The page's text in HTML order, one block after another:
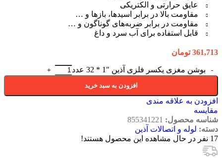
عایق حرارتی و الکتریکی
مقاومت بالا در برابر اسیدها، بازها و …
مقاومت در برابر ضربه‌های گوناگون و …
قابل استفاده برای آب سرد و داغ
361,713 تومان
بوشن مغزی یکسر فلزی آذین "1 * 32 عدد
افزودن به سبد خرید
افزودن به علاقه مندی
مقایسه
شناسه محصول: 855341221
دسته: لوله و اتصالات آذین
17 نفر در حال مشاهده این محصول هستند!